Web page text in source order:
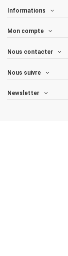
Informations
Mon compte
Nous contacter
Nous suivre
Newsletter